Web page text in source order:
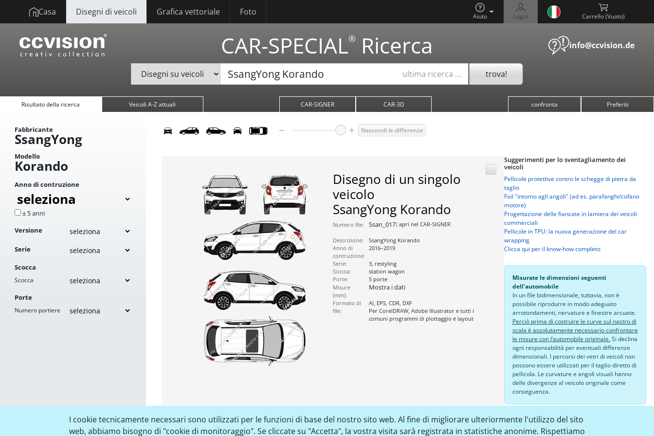
I cookie tecnicamente necessari sono utilizzati per le funzioni di base del nostro sito web. Al fine di migliorare ulteriormente l'utilizzo del sito
web, abbiamo bisogno di "cookie di monitoraggio". Se cliccate su "Accetta", la vostra visita sarà registrata in statistiche anonime. Rispettiamo
Casa Disegni di veicoli Grafica vettoriale Foto Aiuto Login Carrello ( )
CAR-SPECIAL® Ricerca info@ccvision.de
ultima ricerca … trova!
Risultato della ricerca Veicoli A-Z attuali CAR-SIGNER CAR-3D confronta Preferiti
Fabbricante
SsangYong
Modello
Korando
Anno di contruzione
± 5 anni
Versione
Serie
Scocca
Scocca
Porte
Numero portiere
Nascondi le differenze
Disegno di un singolo
veicolo
SsangYong Korando
Numero file: Ssan_017 apri nel CAR-SIGNER
Descrizione:
SsangYong Korando
Anno di
contruzione:
2016–2019
Serie:
3, restyling
Scocca:
station wagon
Porte:
5 porte
Misure
(mm):
Mostra i dati
Formato di
file:
AI, EPS, CDR, DXF
Per CorelDRAW, Adobe Illustrator e tutti i
comuni programmi di plottaggio e layout
Suggerimenti per lo sventagliamento dei
veicoli
Pellicole protettive contro le schegge di pietra da
taglio
Foil "intorno agli angoli" (ad es. parafanghi/cofano
motore)
Progettazione delle fiancate in lamiera dei veicoli
commerciali
Pellicole in TPU: la nuova generazione del car
wrapping
Clicca qui per il know-how completo
Misurate le dimensioni seguenti
dell’automobile
In un file bidimensionale, tuttavia, non è
possibile riprodurre in modo adeguato
arrotondamenti, nervature e finestre arcuate.
Perciò prima di costruire le curve sul nastro di
scala è assolutamente necessario confrontare
le misure con l’automobile originale.Si declina
ogni responsabilità per eventuali differenze
dimensionali. I percorsi dei vetri di veicoli non
possono essere utilizzati per il taglio diretto di
pellicola. Le curvature e angoli visuali hanno
delle divergenze al veicolo originale come
conseguenza.
24,00 €